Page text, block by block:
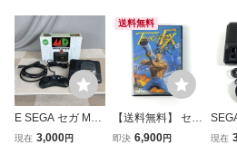
E SEGA セガ ME
GA DRIVE MINI メ
現在 3,000円
送料無料
【送料無料】 セガ
メガドライブ サン
即決 6,900円
VE
現在